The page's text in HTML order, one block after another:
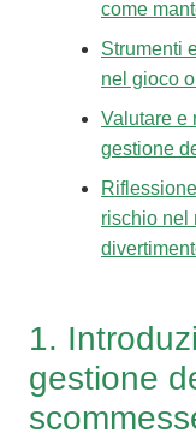
come
Strumenti
nel gioco
Valutare e
gestione
rischio nel
1.
gestione